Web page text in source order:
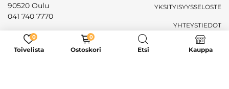
90520 Oulu
041 740 7770
Sähköposti:
mixitmaxoy@gmail.com
YKSITYISYYSSELOSTE
YHTEYSTIEDOT
0
Toivelista
0
Ostoskori Etsi Kauppa